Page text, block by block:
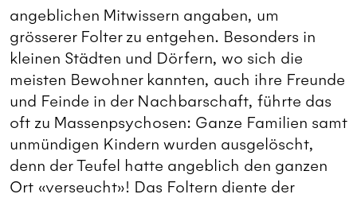
angeblichen Mitwissern angaben, um
grösserer Folter zu entgehen. Besonders in
kleinen Städten und Dörfern, wo sich die
meisten Bewohner kannten, auch ihre Freunde
und Feinde in der Nachbarschaft, führte das
oft zu Massenpsychosen: Ganze Familien samt
unmündigen Kindern wurden ausgelöscht,
denn der Teufel hatte angeblich den ganzen
Ort «verseucht»! Das Foltern diente der